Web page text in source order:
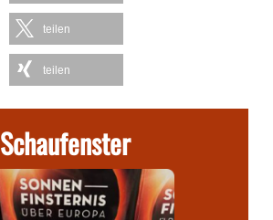
teilen
teilen
Schaufenster